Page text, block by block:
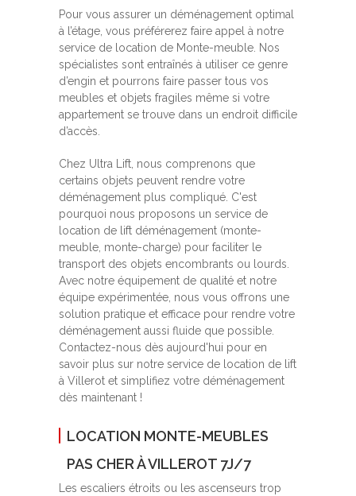
Pour vous assurer un déménagement optimal
à l’étage, vous préférerez faire appel à notre
service de location de Monte-meuble. Nos
spécialistes sont entraînés à utiliser ce genre
d’engin et pourrons faire passer tous vos
meubles et objets fragiles même si votre
appartement se trouve dans un endroit difficile
d’accès.
Chez Ultra Lift, nous comprenons que
certains objets peuvent rendre votre
déménagement plus compliqué. C'est
pourquoi nous proposons un service de
location de lift déménagement (monte-
meuble, monte-charge) pour faciliter le
transport des objets encombrants ou lourds.
Avec notre équipement de qualité et notre
équipe expérimentée, nous vous offrons une
solution pratique et efficace pour rendre votre
déménagement aussi fluide que possible.
Contactez-nous dès aujourd'hui pour en
savoir plus sur notre service de location de lift
à Villerot et simplifiez votre déménagement
dès maintenant !
LOCATION MONTE-MEUBLES
PAS CHER À VILLEROT 7J/7
Les escaliers étroits ou les ascenseurs trop